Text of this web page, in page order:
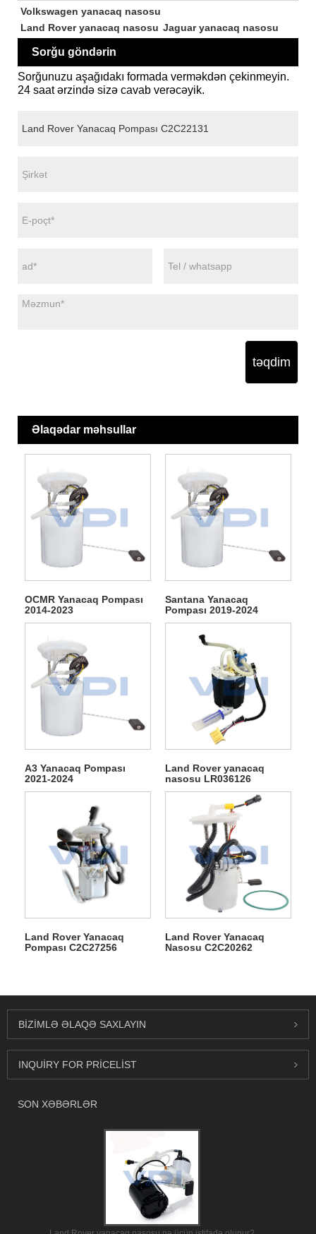
Volkswagen yanacaq nasosu
Land Rover yanacaq nasosu Jaguar yanacaq nasosu
Sorğu göndərin
Sorğunuzu aşağıdakı formada verməkdən çekinmeyin.
24 saat ərzində sizə cavab verəcəyik.
təqdim
Əlaqədar məhsullar
OCMR Yanacaq Pompası
2014-2023
Santana Yanacaq
Pompası 2019-2024
A3 Yanacaq Pompası
2021-2024
Land Rover yanacaq
nasosu LR036126
Land Rover Yanacaq
Pompası C2C27256
Land Rover Yanacaq
Nasosu C2C20262
BIZIMLƏ ƏLAQƏ SAXLAYIN
INQUIRY FOR PRICELIST
SON XƏBƏRLƏR